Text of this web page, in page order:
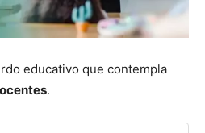
educativo que contempla
.